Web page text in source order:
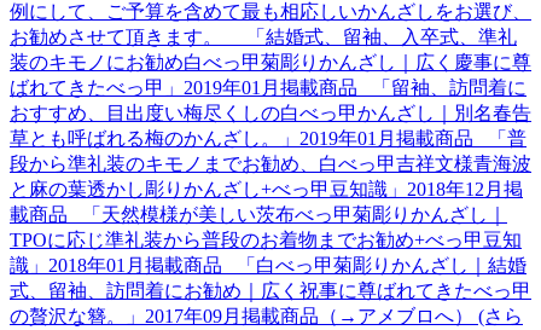
例にして、ご予算を含めて最も相応しいかんざしをお選び、
お勧めさせて頂きます。 「結婚式、留袖、入卒式、準礼
装のキモノにお勧め白べっ甲菊彫りかんざし｜広く慶事に尊
ばれてきたべっ甲」2019年01月掲載商品 「留袖、訪問着に
おすすめ、目出度い梅尽くしの白べっ甲かんざし｜別名春告
草とも呼ばれる梅のかんざし。」2019年01月掲載商品 「普
段から準礼装のキモノまでお勧め、白べっ甲吉祥文様青海波
と麻の葉透かし彫りかんざし+べっ甲豆知識」2018年12月掲
載商品 「天然模様が美しい茨布べっ甲菊彫りかんざし｜
TPOに応じ準礼装から普段のお着物までお勧め+べっ甲豆知
識」2018年01月掲載商品 「白べっ甲菊彫りかんざし｜結婚
式、留袖、訪問着にお勧め｜広く祝事に尊ばれてきたべっ甲
の贅沢な簪。」2017年09月掲載商品（→アメブロへ） (さら